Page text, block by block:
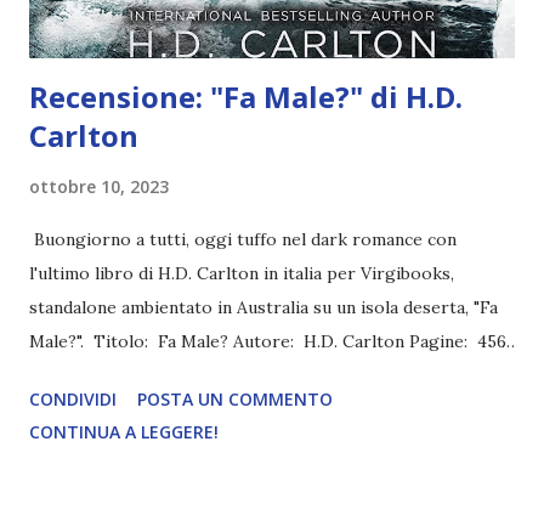
Recensione: "Fa Male?" di H.D.
Carlton
ottobre 10, 2023
Buongiorno a tutti, oggi tuffo nel dark romance con
l'ultimo libro di H.D. Carlton in italia per Virgibooks,
standalone ambientato in Australia su un isola deserta, "Fa
Male?". Titolo: Fa Male? Autore: H.D. Carlton Pagine: 456
Chi sono? Ho dimenticato la risposta a questa domanda
molto tempo fa. Da quando sono scappata da quella casa,
CONDIVIDI
POSTA UN COMMENTO
CONTINUA A LEGGERE!